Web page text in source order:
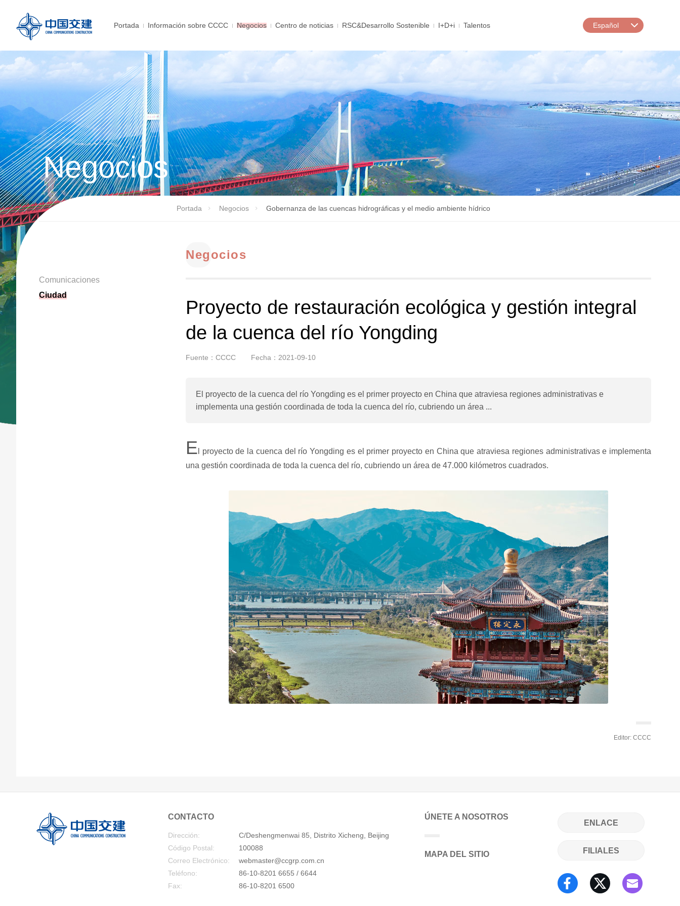
Portada Información sobre CCCC Negocios Centro de noticias RSC&Desarrollo Sostenible I+D+i Talentos Español
Negocios
Portada Negocios Gobernanza de las cuencas hidrográficas y el medio ambiente hídrico
Comunicaciones
Ciudad
Negocios
Proyecto de restauración ecológica y gestión integral
de la cuenca del río Yongding
Fuente：CCCC Fecha：2021-09-10
El proyecto de la cuenca del río Yongding es el primer proyecto en China que atraviesa regiones administrativas e
implementa una gestión coordinada de toda la cuenca del río, cubriendo un área ...
E l proyecto de la cuenca del río Yongding es el primer proyecto en China que atraviesa regiones administrativas e implementa
una gestión coordinada de toda la cuenca del río, cubriendo un área de 47.000 kilómetros cuadrados.
Editor: CCCC
CONTACTO
Dirección:
C/Deshengmenwai 85, Distrito Xicheng, Beijing
Código Postal:
100088
Correo Electrónico:
webmaster@ccgrp.com.cn
Teléfono:
86-10-8201 6655 / 6644
Fax:
86-10-8201 6500
ÚNETE A NOSOTROS
MAPA DEL SITIO
ENLACE
FILIALES